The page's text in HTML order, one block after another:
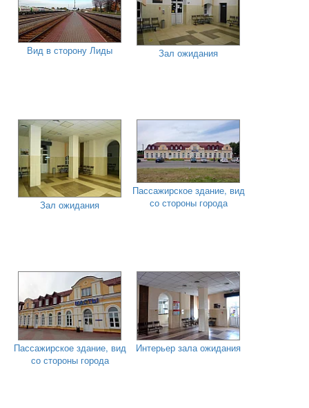
Вид в сторону Лиды Зал ожидания
Зал ожидания
Пассажирское здание, вид
со стороны города
Пассажирское здание, вид
со стороны города
Интерьер зала ожидания